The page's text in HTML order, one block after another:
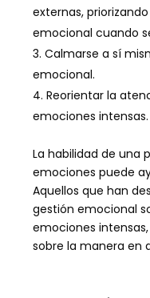
externas,
emocional cuando
Calmarse a sí
emocional.
Reorientar la
emociones intensas.
La habilidad de una
emociones puede
Aquellos que han
gestión emocional
emociones
sobre la manera en